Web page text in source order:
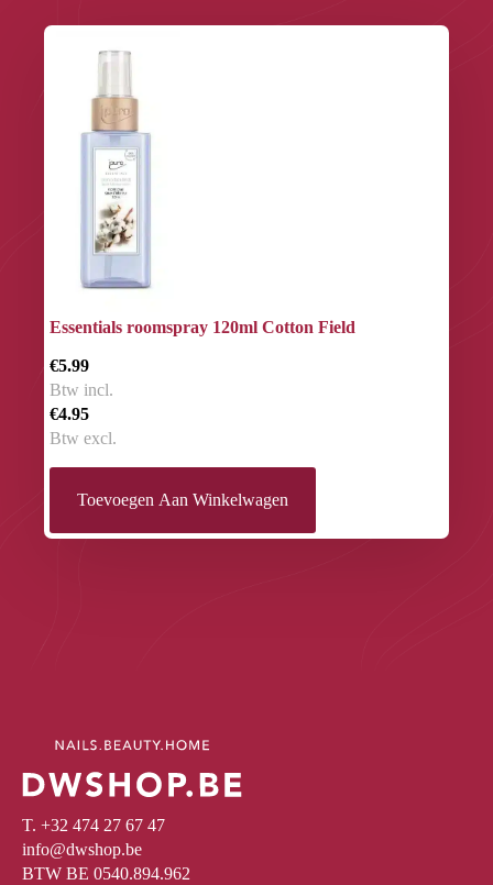
Essentials roomspray 120ml Cotton Field
€5.99
Btw incl.
€4.95
Btw excl.
Toevoegen Aan Winkelwagen
T. +32 474 27 67 47
info@dwshop.be
BTW BE 0540.894.962